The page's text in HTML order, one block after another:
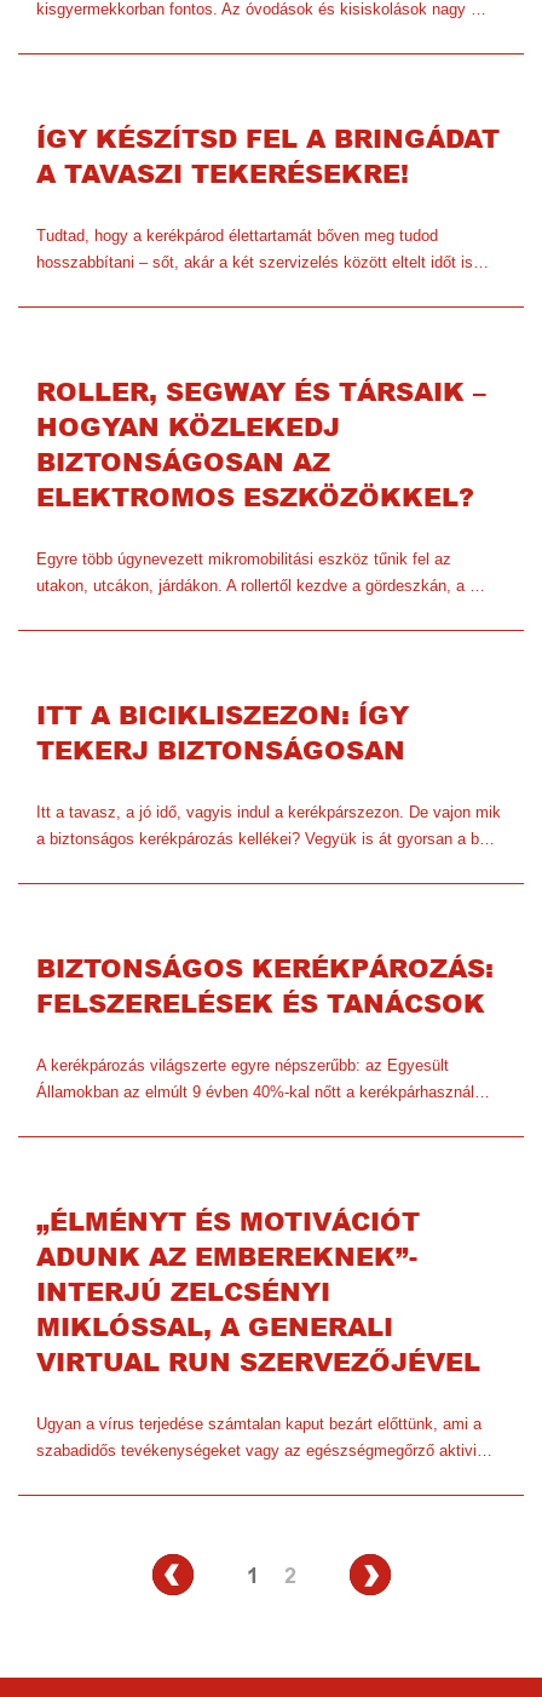
kisgyermekkorban fontos. Az óvodások és kisiskolások nagy …
ÍGY KÉSZÍTSD FEL A BRINGÁDAT
A TAVASZI TEKERÉSEKRE!
Tudtad, hogy a kerékpárod élettartamát bőven meg tudod
hosszabbítani – sőt, akár a két szervizelés között eltelt időt is…
ROLLER, SEGWAY ÉS TÁRSAIK –
HOGYAN KÖZLEKEDJ
BIZTONSÁGOSAN AZ
ELEKTROMOS ESZKÖZÖKKEL?
Egyre több úgynevezett mikromobilitási eszköz tűnik fel az
utakon, utcákon, járdákon. A rollertől kezdve a gördeszkán, a …
ITT A BICIKLISZEZON: ÍGY
TEKERJ BIZTONSÁGOSAN
Itt a tavasz, a jó idő, vagyis indul a kerékpárszezon. De vajon mik
a biztonságos kerékpározás kellékei? Vegyük is át gyorsan a b…
BIZTONSÁGOS KERÉKPÁROZÁS:
FELSZERELÉSEK ÉS TANÁCSOK
A kerékpározás világszerte egyre népszerűbb: az Egyesült
Államokban az elmúlt 9 évben 40%-kal nőtt a kerékpárhasznál…
„ÉLMÉNYT ÉS MOTIVÁCIÓT
ADUNK AZ EMBEREKNEK”-
INTERJÚ ZELCSÉNYI
MIKLÓSSAL, A GENERALI
VIRTUAL RUN SZERVEZŐJÉVEL
Ugyan a vírus terjedése számtalan kaput bezárt előttünk, ami a
szabadidős tevékenységeket vagy az egészségmegőrző aktivi…
1 2